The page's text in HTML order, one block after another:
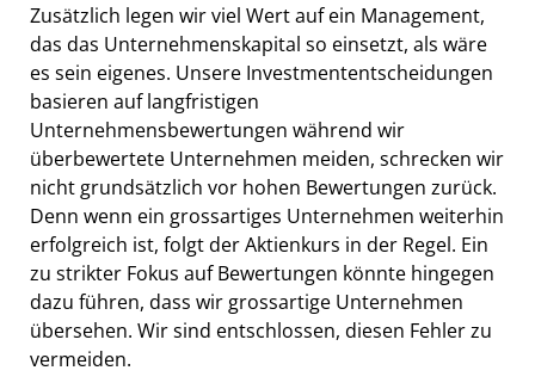
Zusätzlich legen wir viel Wert auf ein Management,
das das Unternehmenskapital so einsetzt, als wäre
es sein eigenes. Unsere Investmententscheidungen
basieren auf langfristigen
Unternehmensbewertungen während wir
überbewertete Unternehmen meiden, schrecken wir
nicht grundsätzlich vor hohen Bewertungen zurück.
Denn wenn ein grossartiges Unternehmen weiterhin
erfolgreich ist, folgt der Aktienkurs in der Regel. Ein
zu strikter Fokus auf Bewertungen könnte hingegen
dazu führen, dass wir grossartige Unternehmen
übersehen. Wir sind entschlossen, diesen Fehler zu
vermeiden.